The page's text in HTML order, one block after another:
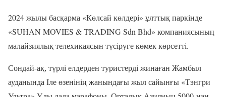
2024 жылы басқарма «Көлсай көлдері» ұлттық паркінде
«SUHAN MOVIES & TRADING Sdn Bhd» компаниясының
малайзиялық телехикаясын түсіруге көмек көрсетті.
Сондай-ақ, түрлі елдерден туристерді жинаған Жамбыл
ауданында Іле өзенінің жанындағы жыл сайынғы «Тэнгри